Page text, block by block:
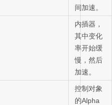
间加速。
内插器，
其中变化
率开始缓
慢，然后
加速。
控制对象
的Alpha